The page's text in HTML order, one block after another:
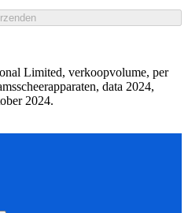
Limited, verkoopvolume, per
data 2024,
2024.